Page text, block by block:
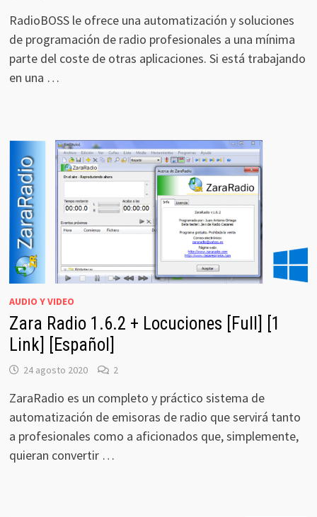
RadioBOSS le ofrece una automatización y soluciones
de programación de radio profesionales a una mínima
parte del coste de otras aplicaciones. Si está trabajando
en una …
AUDIO Y VIDEO
Zara Radio 1.6.2 + Locuciones [Full] [1
Link] [Español]
24 agosto 2020 2
ZaraRadio es un completo y práctico sistema de
automatización de emisoras de radio que servirá tanto
a profesionales como a aficionados que, simplemente,
quieran convertir …